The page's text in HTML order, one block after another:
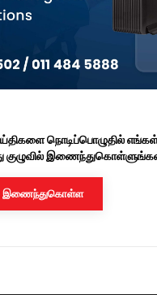
நொடிப்பொழுதில்
குழுவில்
இணைந்துகொள்ள